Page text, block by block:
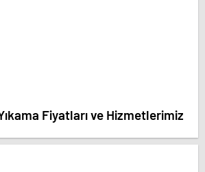
Fiyatları ve Hizmetlerimiz